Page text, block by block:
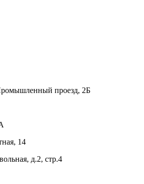
проезд, 2Б
14
д.2, стр.4